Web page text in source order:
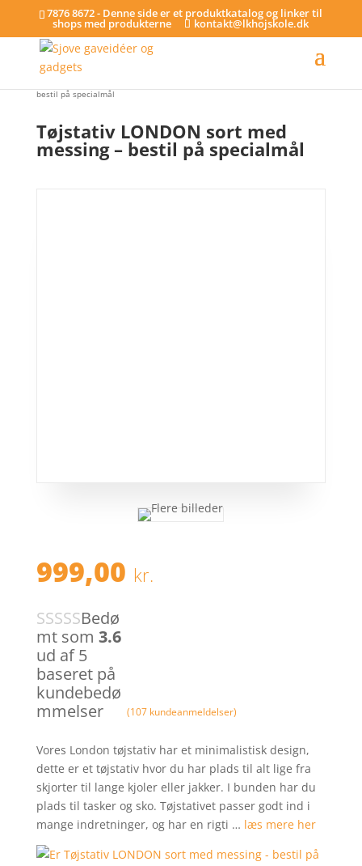
7876 8672 - Denne side er et produktkatalog og linker til
shops med produkterne kontakt@lkhojskole.dk
bestil på specialmål
Tøjstativ LONDON sort med
messing – bestil på specialmål
999,00 kr.
Bedø
mt som 3.6
ud af 5
baseret på
kundebedø
mmelser
(107kundeanmeldelser)
Vores London tøjstativ har et minimalistisk design,
dette er et tøjstativ hvor du har plads til alt lige fra
skjorter til lange kjoler eller jakker. I bunden har du
plads til tasker og sko. Tøjstativet passer godt ind i
mange indretninger, og har en rigti … læs mere her